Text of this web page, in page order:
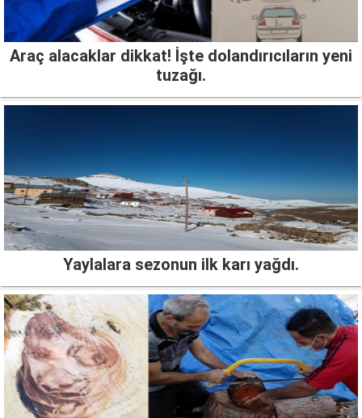
Araç alacaklar dikkat! İşte dolandırıcıların yeni
tuzağı.
Yaylalara sezonun ilk karı yağdı.